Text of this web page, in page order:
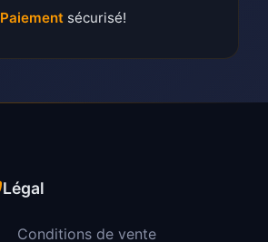
Paiement sécurisé!
Légal
Conditions de vente